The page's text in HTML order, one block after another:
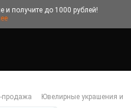
и получите до 1000 рублей!
продажа Ювелирные украшения и